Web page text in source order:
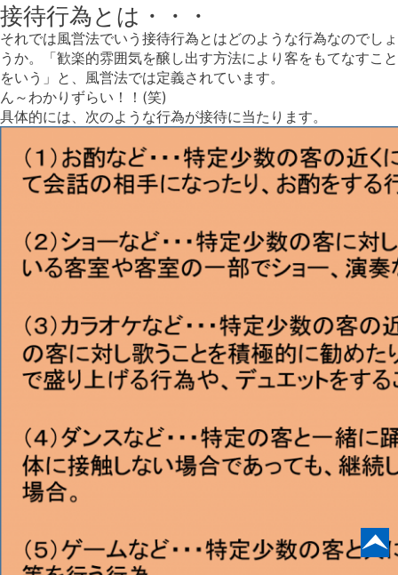
接待行為とは・・・
それでは風営法でいう接待行為とはどのような行為なのでしょ
うか。「歓楽的雰囲気を醸し出す方法により客をもてなすこと
をいう」と、風営法では定義されています。
ん～わかりずらい！！(笑)
具体的には、次のような行為が接待に当たります。